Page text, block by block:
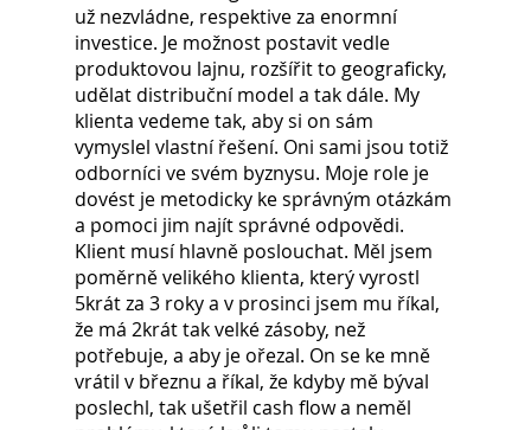
už nezvládne, respektive za enormní
investice. Je možnost postavit vedle
produktovou lajnu, rozšířit to geograficky,
udělat distribuční model a tak dále. My
klienta vedeme tak, aby si on sám
vymyslel vlastní řešení. Oni sami jsou totiž
odborníci ve svém byznysu. Moje role je
dovést je metodicky ke správným otázkám
a pomoci jim najít správné odpovědi.
Klient musí hlavně poslouchat. Měl jsem
poměrně velikého klienta, který vyrostl
5krát za 3 roky a v prosinci jsem mu říkal,
že má 2krát tak velké zásoby, než
potřebuje, a aby je ořezal. On se ke mně
vrátil v březnu a říkal, že kdyby mě býval
poslechl, tak ušetřil cash flow a neměl